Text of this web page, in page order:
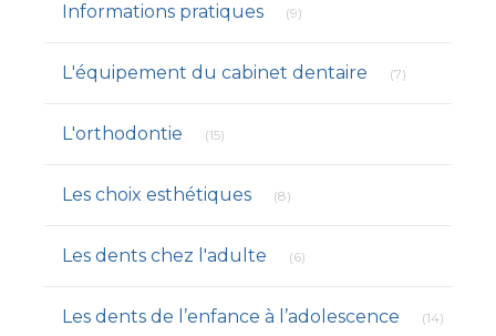
Informations pratiques (9)
L'équipement du cabinet dentaire (7)
L'orthodontie (15)
Les choix esthétiques (8)
Les dents chez l'adulte (6)
Les dents de l’enfance à l’adolescence (14)